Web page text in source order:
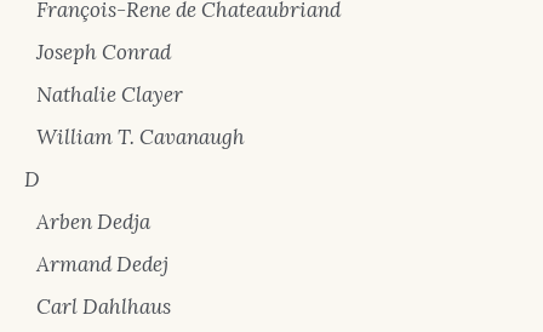
François-Rene de Chateaubriand
Joseph Conrad
Nathalie Clayer
William T. Cavanaugh
D
Arben Dedja
Armand Dedej
Carl Dahlhaus